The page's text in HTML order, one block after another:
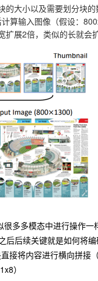
的大小以及需要划分块
算输入图像（假设：
展2倍，类似的长就会
多多模态中进行操作
后后续关键就是如何将
接将内容进行横向拼接
）